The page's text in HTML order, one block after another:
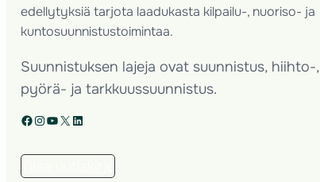
edellytyksiä tarjota laadukasta kilpailu-, nuoriso- ja
kuntosuunnistustoimintaa.
Suunnistuksen lajeja ovat suunnistus, hiihto-,
pyörä- ja tarkkuussuunnistus.
Facebook Instagram YouTube X LinkedIn